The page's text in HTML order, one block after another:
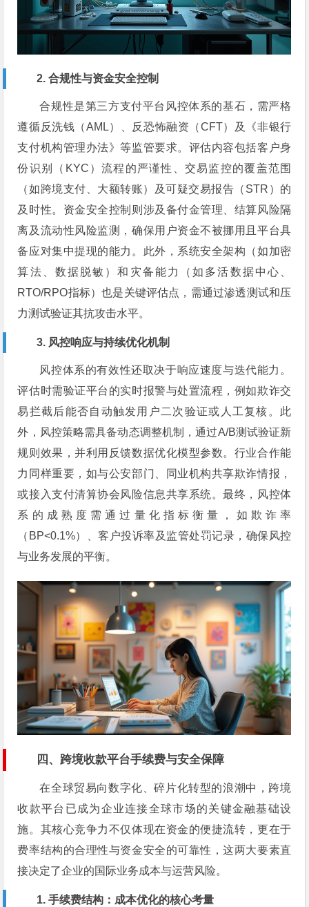
2. 合规性与资金安全控制
合规性是第三方支付平台风控体系的基石，需严格
遵循反洗钱（AML）、反恐怖融资（CFT）及《非银行
支付机构管理办法》等监管要求。评估内容包括客户身
份识别（KYC）流程的严谨性、交易监控的覆盖范围
（如跨境支付、大额转账）及可疑交易报告（STR）的
及时性。资金安全控制则涉及备付金管理、结算风险隔
离及流动性风险监测，确保用户资金不被挪用且平台具
备应对集中提现的能力。此外，系统安全架构（如加密
算法、数据脱敏）和灾备能力（如多活数据中心、
RTO/RPO指标）也是关键评估点，需通过渗透测试和压
力测试验证其抗攻击水平。
3. 风控响应与持续优化机制
风控体系的有效性还取决于响应速度与迭代能力。
评估时需验证平台的实时报警与处置流程，例如欺诈交
易拦截后能否自动触发用户二次验证或人工复核。此
外，风控策略需具备动态调整机制，通过A/B测试验证新
规则效果，并利用反馈数据优化模型参数。行业合作能
力同样重要，如与公安部门、同业机构共享欺诈情报，
或接入支付清算协会风险信息共享系统。最终，风控体
系的成熟度需通过量化指标衡量，如欺诈率
（BP<0.1%）、客户投诉率及监管处罚记录，确保风控
与业务发展的平衡。
四、跨境收款平台手续费与安全保障
在全球贸易向数字化、碎片化转型的浪潮中，跨境
收款平台已成为企业连接全球市场的关键金融基础设
施。其核心竞争力不仅体现在资金的便捷流转，更在于
费率结构的合理性与资金安全的可靠性，这两大要素直
接决定了企业的国际业务成本与运营风险。
1. 手续费结构：成本优化的核心考量